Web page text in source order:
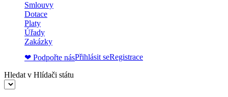
Smlouvy
Dotace
Platy
Úřady
Zakázky
❤ Podpořte násPřihlásit seRegistrace
Hledat v Hlídači státu